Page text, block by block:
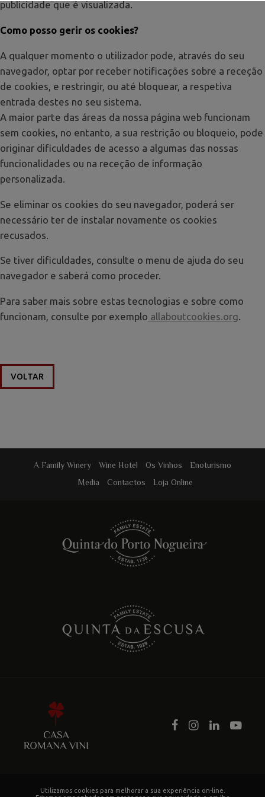
Utilizamos cookies para melhorar a sua experiência on-line.
PORTUGUÊS ENGLISH
publicidade que é visualizada.
Como posso gerir os cookies?
A qualquer momento o utilizador pode, através do seu
navegador, optar por receber notificações sobre a receção
de cookies, e restringir, ou até bloquear, a respetiva
entrada destes no seu sistema.
A maior parte das áreas da nossa página web funcionam
sem cookies, no entanto, a sua restrição ou bloqueio, pode
originar dificuldades de acesso a algumas das nossas
funcionalidades ou na receção de informação
personalizada.
Se eliminar os cookies do seu navegador, poderá ser
necessário ter de instalar novamente os cookies
recusados.
Se tiver dificuldades, consulte o menu de ajuda do seu
navegador e saberá como proceder.
Para saber mais sobre estas tecnologias e sobre como
funcionam, consulte por exemplo allaboutcookies.org.
VOLTAR
A Family Winery Wine Hotel Os Vinhos
Enoturismo
Media
Contactos Loja Online